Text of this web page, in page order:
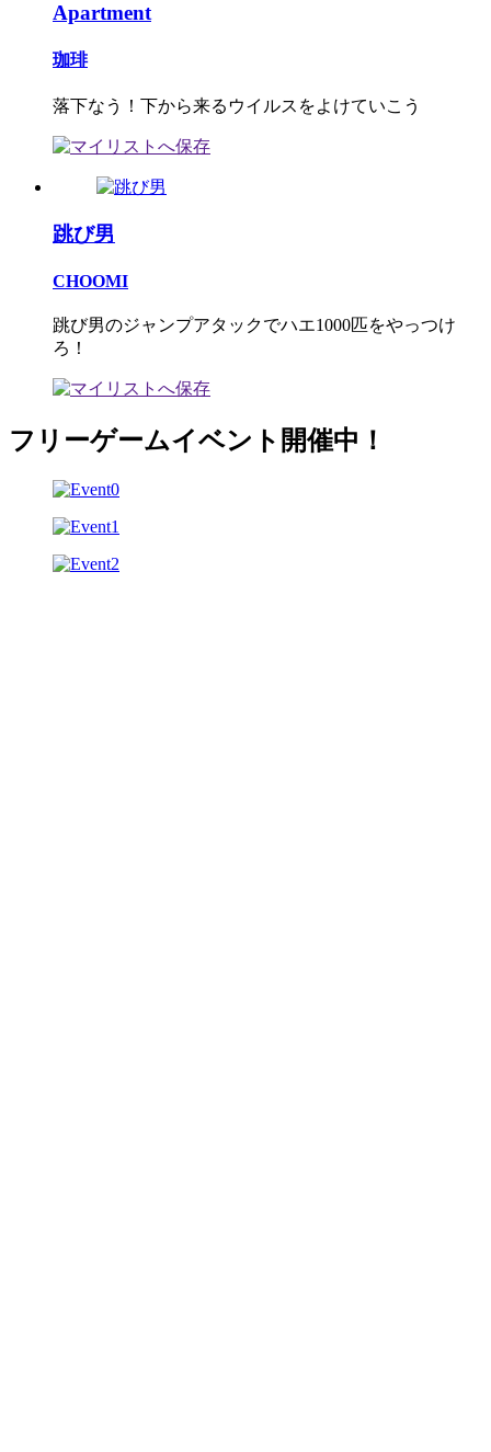
Apartment
珈琲
落下なう！下から来るウイルスをよけていこう
跳び男
CHOOMI
跳び男のジャンプアタックでハエ1000匹をやっつけ
ろ！
フリーゲームイベント開催中！